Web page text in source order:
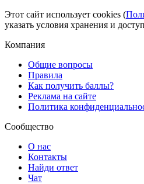
Этот сайт использует cookies (
указать условия хранения и
Компания
Общие вопросы
Правила
Как получить баллы?
Реклама на сайте
Политика
Сообщество
О нас
Контакты
Найди ответ
Чат